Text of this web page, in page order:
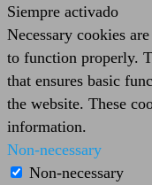
Siempre activado
Necessary cookies
to function properly.
that ensures basic
the website. These
information.
Non-necessary
Non-necessary